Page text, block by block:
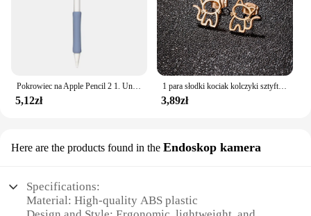
Pokrowiec na Apple Pencil 2 1. Uniwersalny, kolorowy pokrowiec na iPada. Antypoślizgowy, odporny na zarysowania silikonowy pokrowiec
5,12zł
1 para słodki kociak kolczyki sztyfty ze stali nierdzewnej dla mężczyzn kobiety Punk prezenty dla studentów Trend moda małe kolczyki do uszu biżuteria
3,89zł
Here are the products found in the Endoskop kamera
Specifications:
Material: High-quality ABS plastic